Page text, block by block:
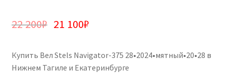
22 200₽ 21 100₽
Купить Вел Stels Navigator-375 28•2024•мятный•20•28 в
Нижнем Тагиле и Екатеринбурге